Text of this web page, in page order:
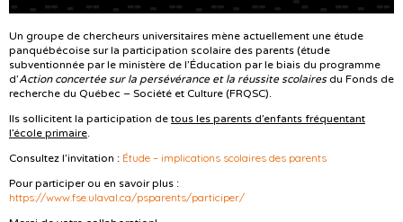
Un groupe de chercheurs universitaires mène actuellement une étude
panquébécoise sur la participation scolaire des parents (étude
subventionnée par le ministère de l’Éducation par le biais du programme
d’Action concertée sur la persévérance et la réussite scolairesdu Fonds de
recherche du Québec – Société et Culture (FRQSC).
Ils sollicitent la participation de tous les parents d’enfants fréquentant
l’école primaire.
Consultez l’invitation : Étude – implications scolaires des parents
Pour participer ou en savoir plus :
https://www.fse.ulaval.ca/psparents/participer/